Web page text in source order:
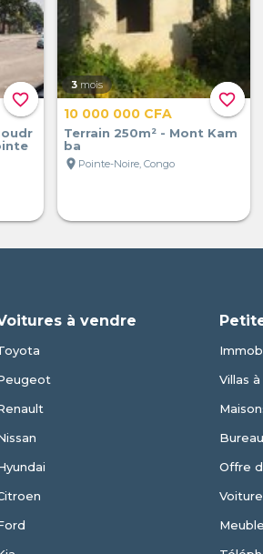
favorite_border favorite_border
3 mois
10 000 000 CFA
Terrain 250m² - Mont Kam
ba
location_on Pointe-Noire, Congo
à vendre
Villas
Offre